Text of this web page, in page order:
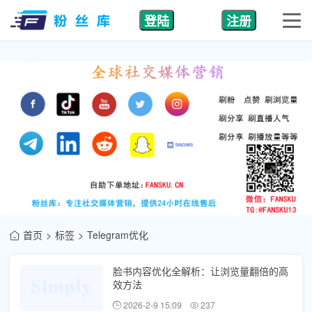
登陆 注册
首页 标签 Telegram优化
脸书内容优化全解析：让浏览量翻倍的高
效方法
2026-2-9 15:09 237